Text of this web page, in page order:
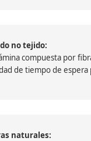
no tejido:
compuesta por
de tiempo de
naturales: